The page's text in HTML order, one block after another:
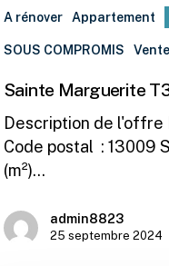
A rénover Appartement
SOUS COMPROMIS Vente
Sainte Marguerite
Description de l'offre
Code postal : 13009
(m²)…
admin8823
25 septembre 2024